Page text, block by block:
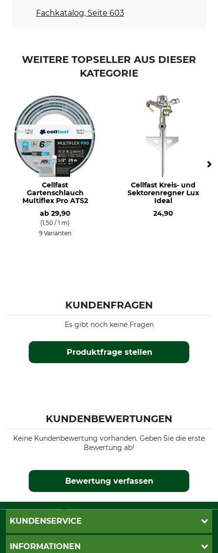
Fachkatalog, Seite 603
WEITERE TOPSELLER AUS DIESER
KATEGORIE
Cellfast
Gartenschlauch
Multiflex Pro ATS2
ab 29,90
(1,50 / 1 m)
9 Varianten
Cellfast Kreis- und
Sektorenregner Lux
Ideal
24,90
KUNDENFRAGEN
Produktfrage stellen
Es gibt noch keine Fragen
KUNDENBEWERTUNGEN
Keine Kundenbewertung vorhanden. Geben Sie die erste
Bewertung ab!
Bewertung verfassen
KUNDENSERVICE
Katalogbestellung
INFORMATIONEN